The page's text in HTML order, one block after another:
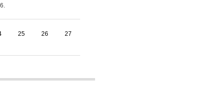
25 26
27